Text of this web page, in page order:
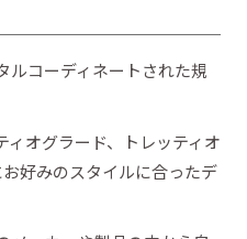
ルコーディネートされた規
ィオグラード、トレッティオ
好みのスタイルに合ったデ